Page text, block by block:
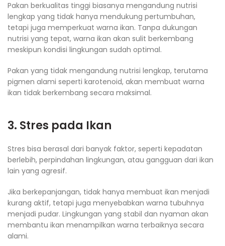
Pakan berkualitas tinggi biasanya mengandung nutrisi
lengkap yang tidak hanya mendukung pertumbuhan,
tetapi juga memperkuat warna ikan. Tanpa dukungan
nutrisi yang tepat, warna ikan akan sulit berkembang
meskipun kondisi lingkungan sudah optimal.
Pakan yang tidak mengandung nutrisi lengkap, terutama
pigmen alami seperti karotenoid, akan membuat warna
ikan tidak berkembang secara maksimal.
3. Stres pada Ikan
Stres bisa berasal dari banyak faktor, seperti kepadatan
berlebih, perpindahan lingkungan, atau gangguan dari ikan
lain yang agresif.
Jika berkepanjangan, tidak hanya membuat ikan menjadi
kurang aktif, tetapi juga menyebabkan warna tubuhnya
menjadi pudar. Lingkungan yang stabil dan nyaman akan
membantu ikan menampilkan warna terbaiknya secara
alami.